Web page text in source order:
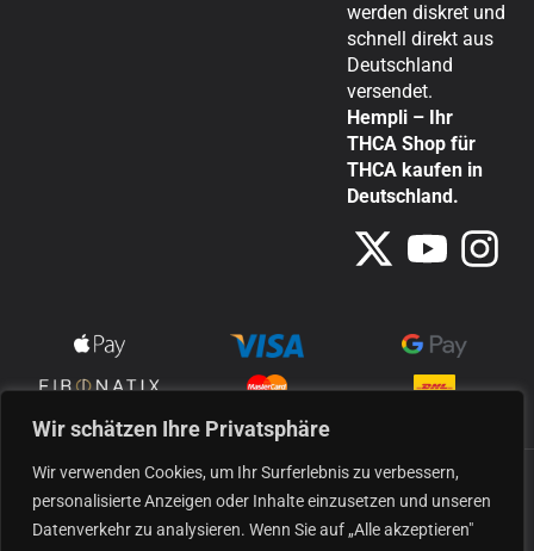
Wir schätzen Ihre Privatsphäre
Wir verwenden Cookies, um Ihr Surferlebnis zu verbessern,
personalisierte Anzeigen oder Inhalte einzusetzen und unseren
Datenverkehr zu analysieren. Wenn Sie auf „Alle akzeptieren"
werden diskret und
schnell direkt aus
Deutschland
versendet.
Hempli – Ihr
THCA Shop für
THCA kaufen in
Deutschland.
Alle unsere Produkte werden aus Industriehanf hergestellt und erfüllen die
europäischen gesetzlichen Anforderungen für den legalen Verkauf. Sie sind
nicht als Lebensmittel oder Medizin gedacht. Die Produkte sind
ausschließlich für Aromazwecke und nicht zum Verzehr bestimmt. Diese